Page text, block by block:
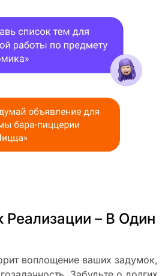
Реализации – В Один
воплощение ваших задумок,